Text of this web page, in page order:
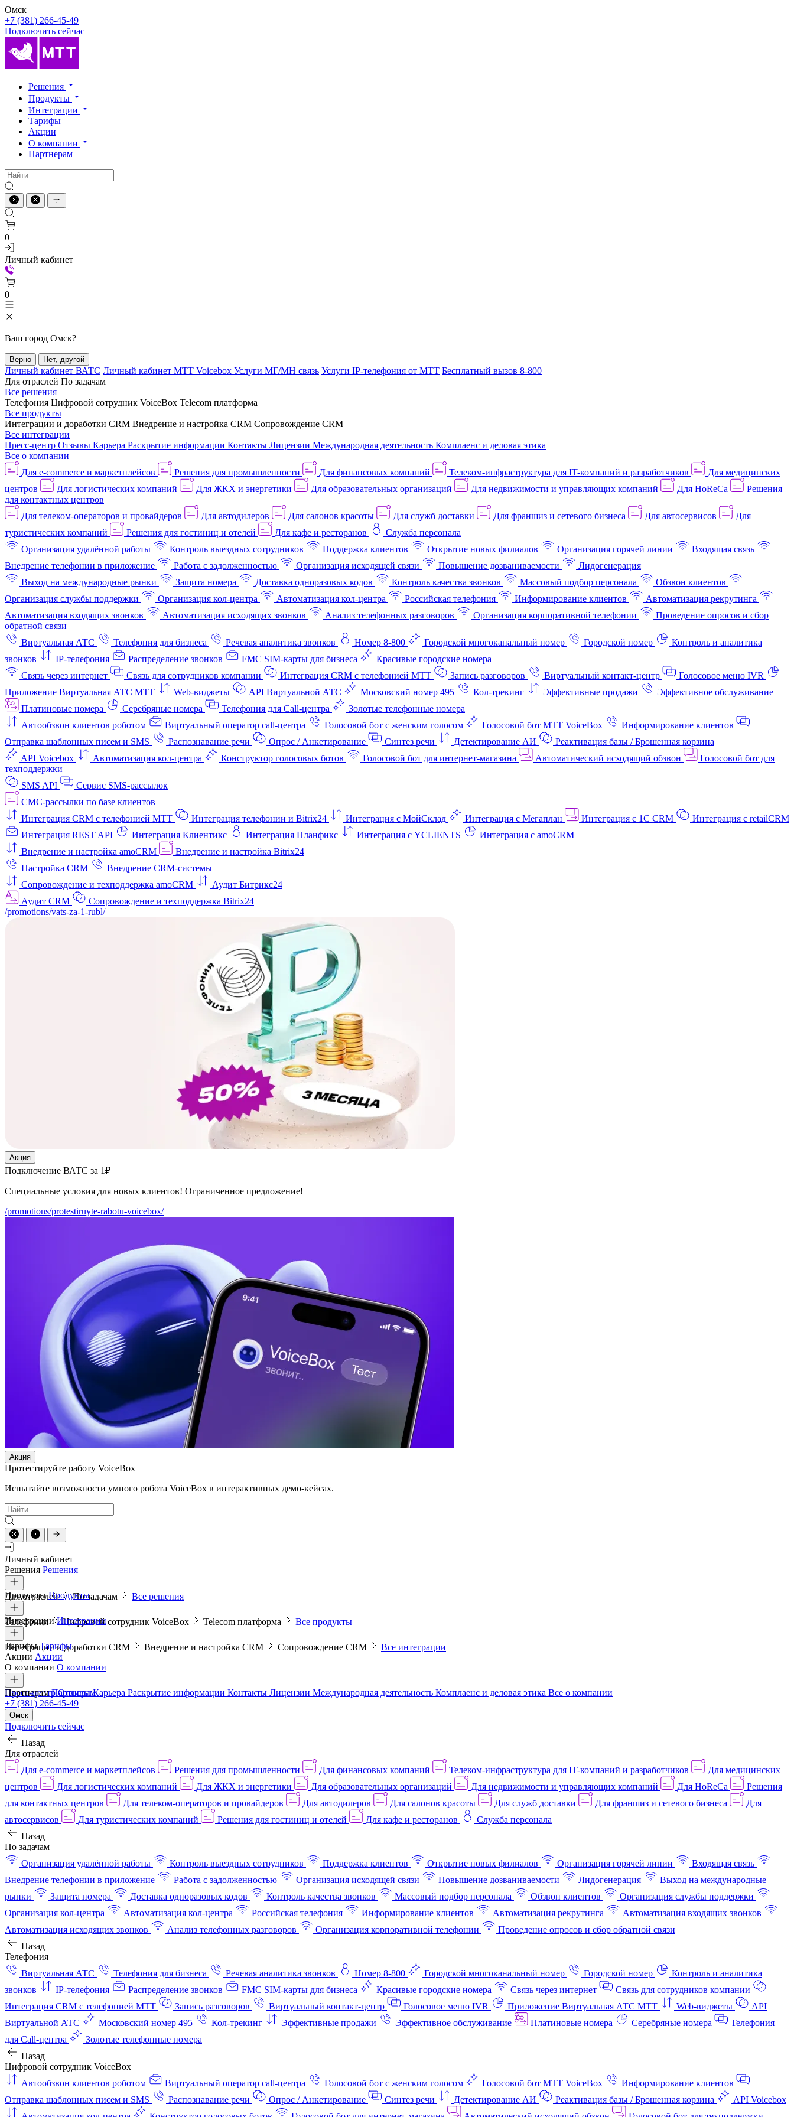
Омск
+7 (381) 266-45-49
Подключить сейчас
Решения
Продукты
Интеграции
Тарифы
Акции
О компании
Партнерам
0
Личный кабинет
0
Ваш город Омск?
Верно Нет, другой
Личный кабинет ВАТС Личный кабинет МТТ Voicebox Услуги МГ/МН связь Услуги IP-телефония от МТТ Бесплатный вызов 8-800
Для отраслей По задачам
Все решения
Телефония Цифровой сотрудник VoiceBox Telecom платформа
Все продукты
Интеграции и доработки CRM Внедрение и настройка CRM Сопровождение CRM
Все интеграции
Пресс-центр Отзывы Карьера Раскрытие информации Контакты Лицензии Международная деятельность Комплаенс и деловая этика
Все о компании
Для e-commerce и маркетплейсов
Решения для промышленности Для финансовых компаний Телеком-инфраструктура для IT-компаний и разработчиков
Для медицинских
центров
Для логистических компаний Для ЖКХ и энергетики Для образовательных организаций Для недвижимости и управляющих компаний Для HoReCa
Решения
для контактных центров
Для телеком-операторов и провайдеров
Для автодилеров Для салонов красоты Для служб доставки Для франшиз и сетевого бизнеса Для автосервисов
Для
туристических компаний
Решения для гостиниц и отелей Для кафе и ресторанов
Служба персонала
Организация удалённой работы
Контроль выездных сотрудников Поддержка клиентов Открытие новых филиалов Организация горячей линии
Входящая связь
Внедрение телефонии в приложение
Работа с задолженностью Организация исходящей связи Повышение дозваниваемости
Лидогенерация
Выход на международные рынки
Защита номера Доставка одноразовых кодов Контроль качества звонков Массовый подбор персонала
Обзвон клиентов
Организация службы поддержки
Организация кол-центра Автоматизация кол-центра Российская телефония Информирование клиентов
Автоматизация рекрутинга
Автоматизация входящих звонков
Автоматизация исходящих звонков Анализ телефонных разговоров Организация корпоративной телефонии
Проведение опросов и сбор
обратной связи
Виртуальная АТС
Телефония для бизнеса Речевая аналитика звонков Номер 8-800 Городской многоканальный номер Городской номер
Контроль и аналитика
звонков
IP-телефония Распределение звонков FMC SIM-карты для бизнеса
Красивые городские номера
Связь через интернет
Связь для сотрудников компании Интеграция CRM с телефонией МТТ Запись разговоров Виртуальный контакт‑центр
Голосовое меню IVR
Приложение Виртуальная АТС МТТ
Web-виджеты API Виртуальной АТС Московский номер 495 Кол-трекинг Эффективные продажи
Эффективное обслуживание
Платиновые номера
Серебряные номера Телефония для Call-центра
Золотые телефонные номера
Автообзвон клиентов роботом
Виртуальный оператор call-центра Голосовой бот с женским голосом Голосовой бот МТТ VoiceBox
Информирование клиентов
Отправка шаблонных писем и SMS
Распознавание речи Опрос / Анкетирование Синтез речи Детектирование АИ
Реактивация базы / Брошенная корзина
API Voicebox
Автоматизация кол‑центра Конструктор голосовых ботов Голосовой бот для интернет‑магазина Автоматический исходящий обзвон
Голосовой бот для
техподдержки
SMS API
Сервис SMS-рассылок
СМС-рассылки по базе клиентов
Интеграция CRM с телефонией МТТ
Интеграция телефонии и Bitrix24 Интеграция с МойСклад Интеграция с Мегаплан Интеграция с 1C CRM
Интеграция с retailCRM
Интеграция REST API
Интеграция Клиентикс Интеграция Планфикс Интеграция с YCLIENTS
Интеграция с amoCRM
Внедрение и настройка amoCRM
Внедрение и настройка Bitrix24
Настройка CRM
Внедрение CRM-системы
Сопровождение и техподдержка amoCRM
Аудит Битрикс24
Аудит CRM
Сопровождение и техподдержка Bitrix24
/promotions/vats-za-1-rubl/
Акция
Подключение ВАТС за 1₽
Специальные условия для новых клиентов! Ограниченное предложение!
/promotions/protestiruyte-rabotu-voicebox/
Акция
Протестируйте работу VoiceBox
Испытайте возможности умного робота VoiceBox в интерактивных демо-кейсах.
Личный кабинет
Решения Решения
Для отраслей По задачам Все решения
ПродуктыПродукты
Телефония Цифровой сотрудник VoiceBox Telecom платформа Все продукты
ИнтеграцииИнтеграции
Интеграции и доработки CRM Внедрение и настройка CRM Сопровождение CRM Все интеграции
ТарифыТарифы
Акции Акции
О компании О компании
Пресс-центрОтзывыКарьера Раскрытие информации Контакты Лицензии Международная деятельность Комплаенс и деловая этика Все о компании
ПартнерамПартнерам
+7 (381) 266-45-49
Омск
Подключить сейчас
Назад
Для отраслей
Для e-commerce и маркетплейсов
Решения для промышленности Для финансовых компаний Телеком-инфраструктура для IT-компаний и разработчиков
Для медицинских
центров
Для логистических компаний Для ЖКХ и энергетики Для образовательных организаций Для недвижимости и управляющих компаний Для HoReCa
Решения
для контактных центров
Для телеком-операторов и провайдеров Для автодилеров Для салонов красоты Для служб доставки Для франшиз и сетевого бизнеса
Для
автосервисов
Для туристических компаний Решения для гостиниц и отелей Для кафе и ресторанов
Служба персонала
Назад
По задачам
Организация удалённой работы
Контроль выездных сотрудников Поддержка клиентов Открытие новых филиалов Организация горячей линии
Входящая связь
Внедрение телефонии в приложение
Работа с задолженностью Организация исходящей связи Повышение дозваниваемости Лидогенерация
Выход на международные
рынки
Защита номера Доставка одноразовых кодов Контроль качества звонков Массовый подбор персонала Обзвон клиентов
Организация службы поддержки
Организация кол-центра
Автоматизация кол-центра Российская телефония Информирование клиентов Автоматизация рекрутинга
Автоматизация входящих звонков
Автоматизация исходящих звонков
Анализ телефонных разговоров Организация корпоративной телефонии
Проведение опросов и сбор обратной связи
Назад
Телефония
Виртуальная АТС
Телефония для бизнеса Речевая аналитика звонков Номер 8-800 Городской многоканальный номер Городской номер
Контроль и аналитика
звонков
IP-телефония Распределение звонков FMC SIM-карты для бизнеса Красивые городские номера Связь через интернет
Связь для сотрудников компании
Интеграция CRM с телефонией МТТ
Запись разговоров Виртуальный контакт‑центр Голосовое меню IVR Приложение Виртуальная АТС МТТ Web-виджеты
API
Виртуальной АТС
Московский номер 495 Кол-трекинг Эффективные продажи Эффективное обслуживание Платиновые номера Серебряные номера
Телефония
для Call-центра
Золотые телефонные номера
Назад
Цифровой сотрудник VoiceBox
Автообзвон клиентов роботом
Виртуальный оператор call-центра Голосовой бот с женским голосом Голосовой бот МТТ VoiceBox
Информирование клиентов
Отправка шаблонных писем и SMS
Распознавание речи Опрос / Анкетирование Синтез речи Детектирование АИ Реактивация базы / Брошенная корзина
API Voicebox